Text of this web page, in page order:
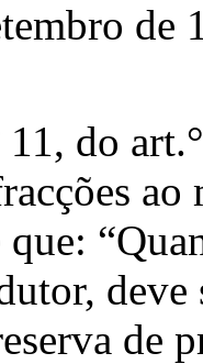
de
do
ao
de